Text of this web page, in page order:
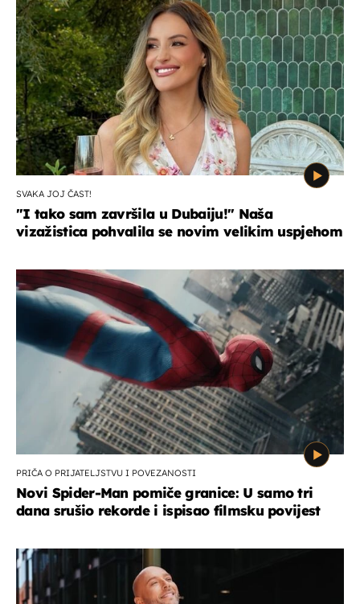
SVAKA JOJ ČAST!
"I tako sam završila u Dubaiju!" Naša
vizažistica pohvalila se novim velikim uspjehom
PRIČA O PRIJATELJSTVU I POVEZANOSTI
Novi Spider-Man pomiče granice: U samo tri
dana srušio rekorde i ispisao filmsku povijest